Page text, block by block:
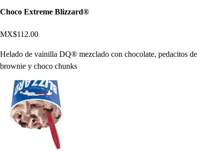
Choco Extreme Blizzard®
MX$112.00
Helado de vainilla DQ® mezclado con chocolate, pedacitos de
brownie y choco chunks